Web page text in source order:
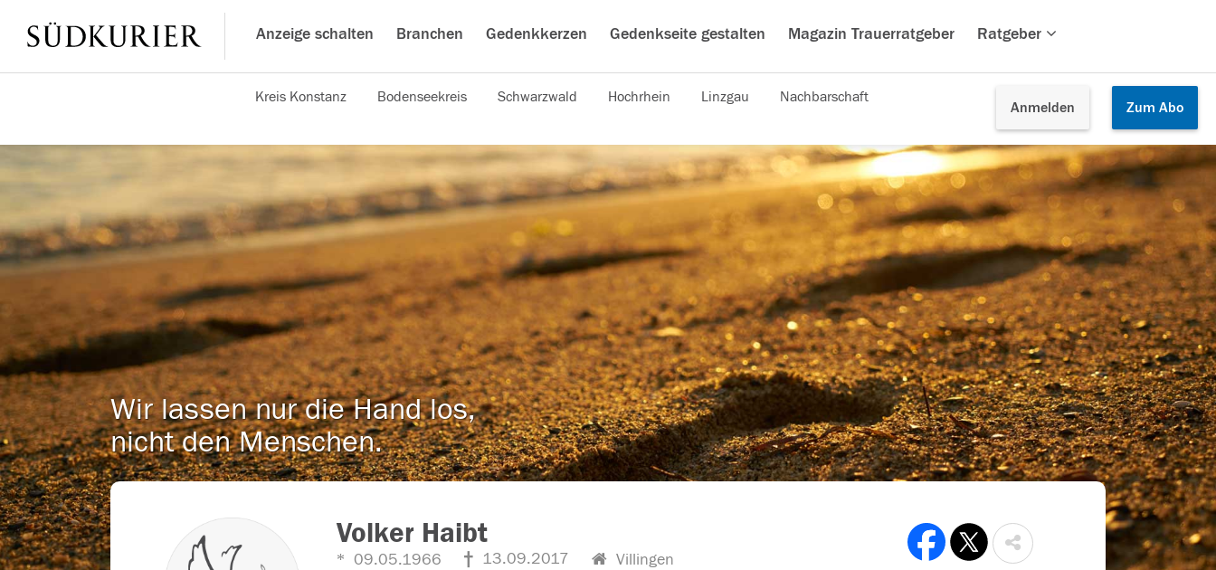
Anzeige schalten Branchen Gedenkkerzen Gedenkseite gestalten Magazin Trauerratgeber Ratgeber
Anmelden Zum Abo
Kreis Konstanz Bodenseekreis Schwarzwald Hochrhein Linzgau Nachbarschaft
Wir lassen nur die Hand los,
nicht den Menschen.
Volker Haibt
09.05.1966 13.09.2017 Villingen